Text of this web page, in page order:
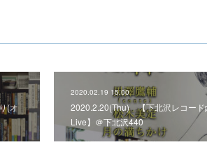
(オ
2020.02.19 15:00
2020.2.20(Thu) 【下北沢レコード
Live】＠下北沢440